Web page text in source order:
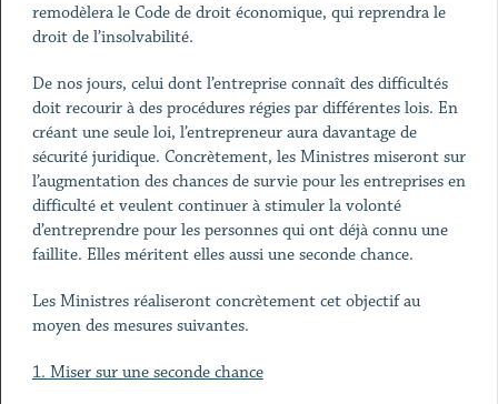
remodèlera le Code de droit économique, qui reprendra le
droit de l’insolvabilité.
De nos jours, celui dont l’entreprise connaît des difficultés
doit recourir à des procédures régies par différentes lois. En
créant une seule loi, l’entrepreneur aura davantage de
sécurité juridique. Concrètement, les Ministres miseront sur
l’augmentation des chances de survie pour les entreprises en
difficulté et veulent continuer à stimuler la volonté
d’entreprendre pour les personnes qui ont déjà connu une
faillite. Elles méritent elles aussi une seconde chance.
Les Ministres réaliseront concrètement cet objectif au
moyen des mesures suivantes.
1. Miser sur une seconde chance